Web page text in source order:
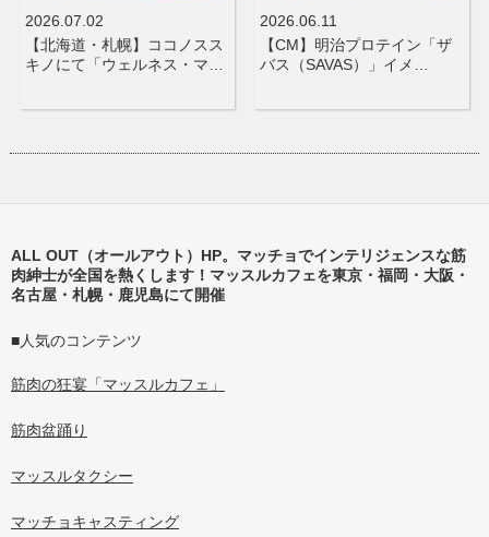
2026.07.02
【北海道・札幌】ココノスス
キノにて「ウェルネス・マ…
2026.06.11
【CM】明治プロテイン「ザ
バス（SAVAS）」イメ…
ALL OUT（オールアウト）HP。マッチョでインテリジェンスな筋
肉紳士が全国を熱くします！マッスルカフェを東京・福岡・大阪・
名古屋・札幌・鹿児島にて開催
■人気のコンテンツ
筋肉の狂宴「マッスルカフェ」
筋肉盆踊り
マッスルタクシー
マッチョキャスティング